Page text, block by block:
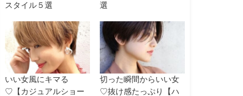
スタイル５選
選
いい女風にキマる
♡【カジュアルショー
切った瞬間からいい女
♡抜け感たっぷり【ハ